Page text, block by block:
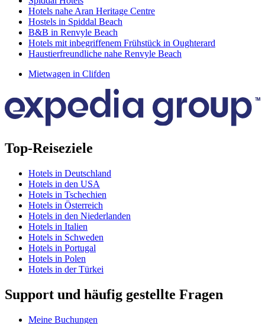
Hotels nahe Aran Heritage Centre
Hostels in Spiddal Beach
B&B in Renvyle Beach
Hotels mit inbegriffenem Frühstück in Oughterard
Haustierfreundliche nahe Renvyle Beach
Mietwagen in Clifden
Top-Reiseziele
Hotels in Deutschland
Hotels in den USA
Hotels in Tschechien
Hotels in Österreich
Hotels in den Niederlanden
Hotels in Italien
Hotels in Schweden
Hotels in Portugal
Hotels in Polen
Hotels in der Türkei
Support und häufig gestellte Fragen
Meine Buchungen